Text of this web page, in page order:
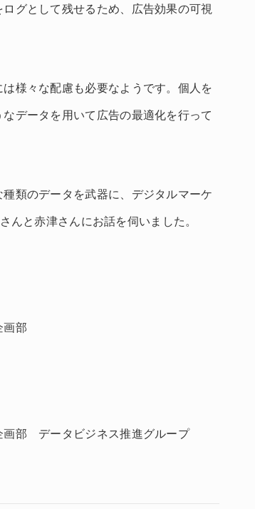
グとして残せるため、広告効果の可視
様々な配慮も必要なようです。個人を
データを用いて広告の最適化を行って
類のデータを武器に、デジタルマーケ
んと赤津さんにお話を伺いました。
画部
部 データビジネス推進グループ